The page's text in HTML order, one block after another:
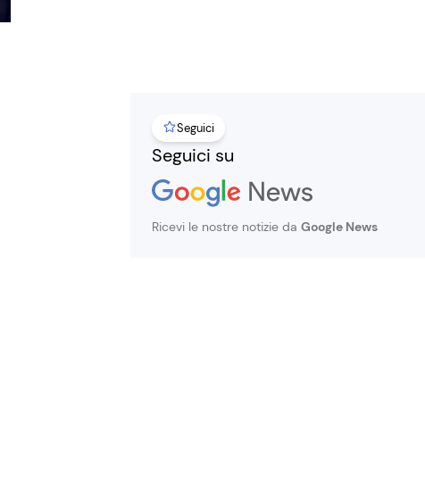
Seguici
Seguici su
Ricevi le nostre notizie da Google News